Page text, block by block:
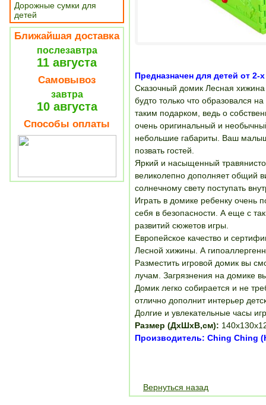
Дорожные сумки для
детей
Ближайшая доставка
послезавтра
11 августа
Самовывоз
завтра
10 августа
Способы оплаты
Предназначен для детей от 2-х
Сказочный домик Лесная
будто только что образовался
таким подарком, ведь о
очень оригинальный и
небольшие габариты. Ваш малыш
позвать гостей.
Яркий и насыщенный
великолепно дополняет общий
солнечному свету поступать
Играть в домике ребенку очень
себя в безопасности. А еще с
развитий сюжетов игры.
Европейское качество и
Лесной хижины. А
Разместить игровой домик вы
лучам. Загрязнения на домике
Домик легко собирается и не
отлично дополнит интерьер
Долгие и увлекательные часы
Размер (ДхШхВ,см):
Производитель: Ching Ching
Вернуться назад